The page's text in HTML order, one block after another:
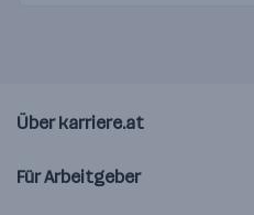
Über karriere.at
Für Arbeitgeber